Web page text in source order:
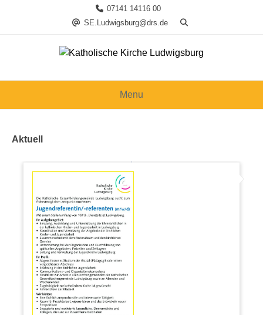
07141 14116 00
SE.Ludwigsburg@drs.de
Menu
Aktuell